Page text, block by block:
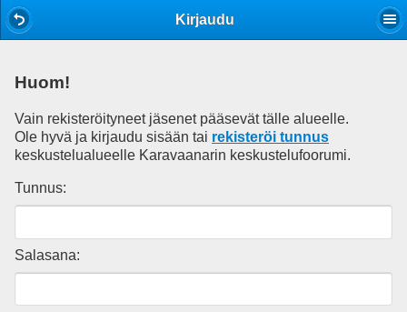
Kirjaudu
Huom!
Vain rekisteröityneet jäsenet pääsevät tälle alueelle.
Ole hyvä ja kirjaudu sisään tai rekisteröi tunnus
keskustelualueelle Karavaanarin keskustelufoorumi.
Tunnus:
Salasana: